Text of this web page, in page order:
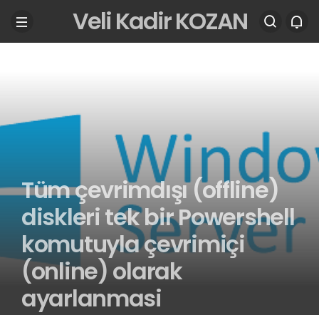
Veli Kadir KOZAN
Tüm çevrimdışı (offline)
diskleri tek bir Powershell
komutuyla çevrimiçi
(online) olarak
ayarlanmasi